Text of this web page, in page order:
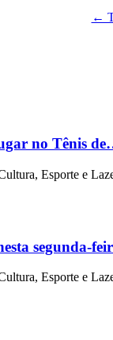
←
no Tênis
Esporte e
segunda-
Esporte e